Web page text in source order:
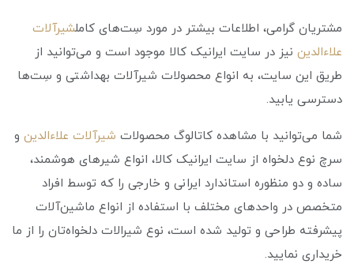
مشتریان گرامی، اطلاعات بیشتر در مورد سِت‌های کاملشیرآلات
علاءالدین نیز در سایت ایرانیک کالا موجود است و می‌توانید از
طریق این سایت، به انواع محصولات شیرآلات بهداشتی و سِت‌ها
دسترسی یابید.
شما می‌توانید با مشاهده کاتالوگ محصولات شیرآلات علاءالدین و
سرچ نوع دلخواه از سایت ایرانیک کالا، انواع شیرهای هوشمند،
ساده و دو منظوره استاندارد ایرانی و خارجی را که توسط افراد
متخصص در واحدهای مختلف با استفاده از انواع ماشین‌آلات
پیشرفته طراحی و تولید شده است، نوع شیرالات دلخواه‌تان را از ما
خریداری نمایید.